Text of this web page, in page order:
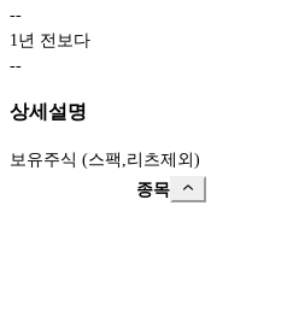
--
1년 전보다
--
상세설명
보유주식 (스팩,리츠제외)
종목